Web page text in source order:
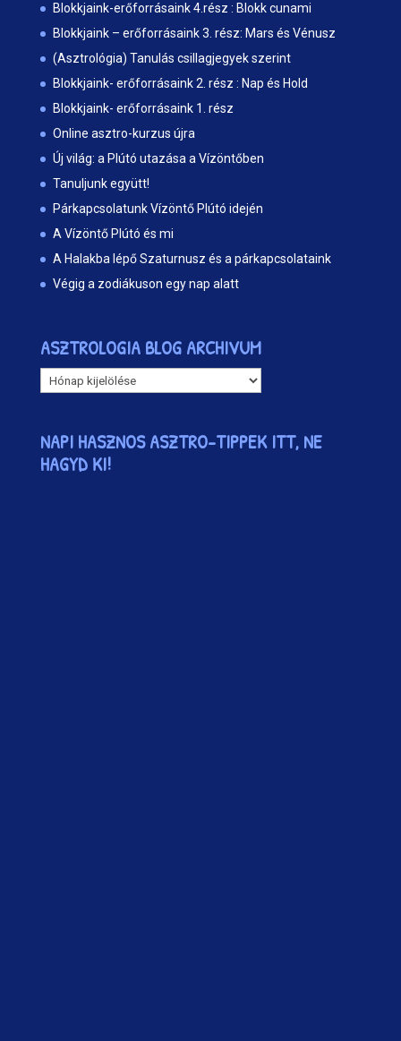
Blokkjaink-erőforrásaink 4.rész : Blokk cunami
Blokkjaink – erőforrásaink 3. rész: Mars és Vénusz
(Asztrológia) Tanulás csillagjegyek szerint
Blokkjaink- erőforrásaink 2. rész : Nap és Hold
Blokkjaink- erőforrásaink 1. rész
Online asztro-kurzus újra
Új világ: a Plútó utazása a Vízöntőben
Tanuljunk együtt!
Párkapcsolatunk Vízöntő Plútó idején
A Vízöntő Plútó és mi
A Halakba lépő Szaturnusz és a párkapcsolataink
Végig a zodiákuson egy nap alatt
ASZTROLOGIA BLOG ARCHIVUM
ASZTROLOGIA
BLOG
NAPI HASZNOS ASZTRO-TIPPEK ITT, NE
HAGYD KI!